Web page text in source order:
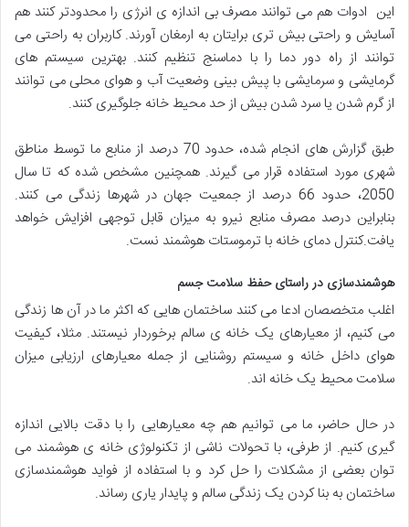
این ادوات هم می توانند مصرف بی اندازه ی انرژی را محدودتر کنند هم
آسایش و راحتی بیش تری برایتان به ارمغان آورند. کاربران به راحتی می
توانند از راه دور دما را با دماسنج تنظیم کنند. بهترین سیستم های
گرمایشی و سرمایشی با پیش بینی وضعیت آب و هوای محلی می توانند
از گرم شدن یا سرد شدن بیش از حد محیط خانه جلوگیری کنند.
طبق گزارش های انجام شده، حدود 70 درصد از منابع ما توسط مناطق
شهری مورد استفاده قرار می گیرند. همچنین مشخص شده که تا سال
2050، حدود 66 درصد از جمعیت جهان در شهرها زندگی می کنند.
بنابراین درصد مصرف منابع نیرو به میزان قابل توجهی افزایش خواهد
یافت.کنترل دمای خانه با ترموستات هوشمند نست.
هوشمندسازی در راستای حفظ سلامت جسم
اغلب متخصصان ادعا می کنند ساختمان هایی که اکثر ما در آن ها زندگی
می کنیم، از معیارهای یک خانه ی سالم برخوردار نیستند. مثلا، کیفیت
هوای داخل خانه و سیستم روشنایی از جمله معیارهای ارزیابی میزان
سلامت محیط یک خانه اند.
در حال حاضر، ما می توانیم هم چه معیارهايی را با دقت بالایی اندازه
گیری کنیم. از طرفی، با تحولات ناشی از تکنولوژی خانه ی هوشمند می
توان بعضی از مشکلات را حل کرد و با استفاده از فواید هوشمندسازی
ساختمان به بنا کردن یک زندگی سالم و پایدار یاری رساند.